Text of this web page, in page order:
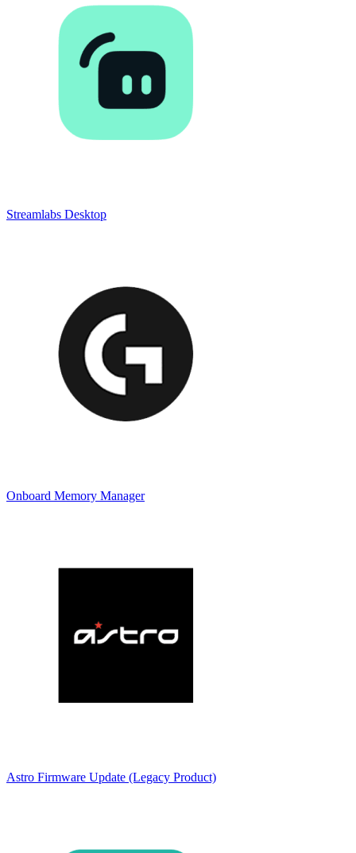
Streamlabs Desktop
Onboard Memory Manager
Astro Firmware Update (Legacy Product)